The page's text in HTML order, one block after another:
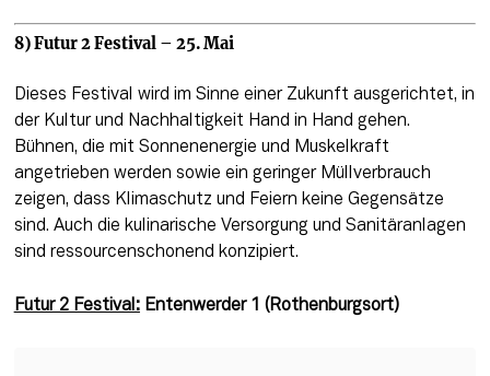
8) Futur 2 Festival – 25. Mai
Dieses Festival wird im Sinne einer Zukunft ausgerichtet, in
der Kultur und Nachhaltigkeit Hand in Hand gehen.
Bühnen, die mit Sonnenenergie und Muskelkraft
angetrieben werden sowie ein geringer Müllverbrauch
zeigen, dass Klimaschutz und Feiern keine Gegensätze
sind. Auch die kulinarische Versorgung und Sanitäranlagen
sind ressourcenschonend konzipiert.
Futur 2 Festival: Entenwerder 1 (Rothenburgsort)